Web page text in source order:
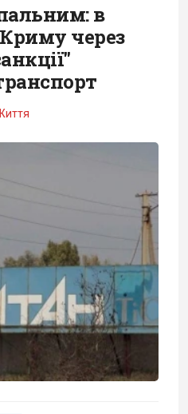
в
через